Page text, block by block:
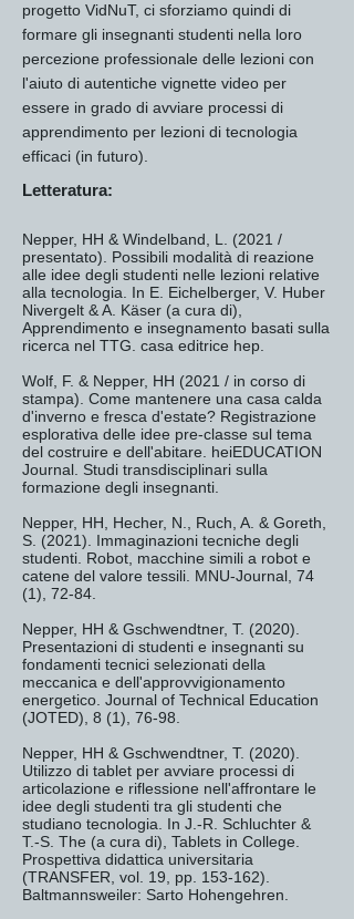
progetto VidNuT, ci sforziamo quindi di
formare gli insegnanti studenti nella loro
percezione professionale delle lezioni con
l'aiuto di autentiche vignette video per
essere in grado di avviare processi di
apprendimento per lezioni di tecnologia
efficaci (in futuro).
Letteratura:
Nepper, HH & Windelband, L. (2021 /
presentato). Possibili modalità di reazione
alle idee degli studenti nelle lezioni relative
alla tecnologia. In E. Eichelberger, V. Huber
Nivergelt & A. Käser (a cura di),
Apprendimento e insegnamento basati sulla
ricerca nel TTG. casa editrice hep.
Wolf, F. & Nepper, HH (2021 / in corso di
stampa). Come mantenere una casa calda
d'inverno e fresca d'estate? Registrazione
esplorativa delle idee pre-classe sul tema
del costruire e dell'abitare. heiEDUCATION
Journal. Studi transdisciplinari sulla
formazione degli insegnanti.
Nepper, HH, Hecher, N., Ruch, A. & Goreth,
S. (2021). Immaginazioni tecniche degli
studenti. Robot, macchine simili a robot e
catene del valore tessili. MNU-Journal, 74
(1), 72-84.
Nepper, HH & Gschwendtner, T. (2020).
Presentazioni di studenti e insegnanti su
fondamenti tecnici selezionati della
meccanica e dell'approvvigionamento
energetico. Journal of Technical Education
(JOTED), 8 (1), 76-98.
Nepper, HH & Gschwendtner, T. (2020).
Utilizzo di tablet per avviare processi di
articolazione e riflessione nell'affrontare le
idee degli studenti tra gli studenti che
studiano tecnologia. In J.-R. Schluchter &
T.-S. The (a cura di), Tablets in College.
Prospettiva didattica universitaria
(TRANSFER, vol. 19, pp. 153-162).
Baltmannsweiler: Sarto Hohengehren.